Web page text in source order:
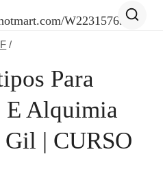
/
Para
E Alquimia
| CURSO